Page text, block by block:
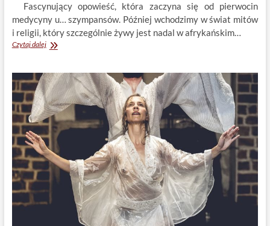
Fascynujący opowieść, która zaczyna się od pierwocin
medycyny u… szympansów. Później wchodzimy w świat mitów
i religii, który szczególnie żywy jest nadal w afrykańskim…
Czytaj dalejAfryka:
kulturowe
podstawy
wiary
w
uzdrawiaczy.
Łukasz
Braun